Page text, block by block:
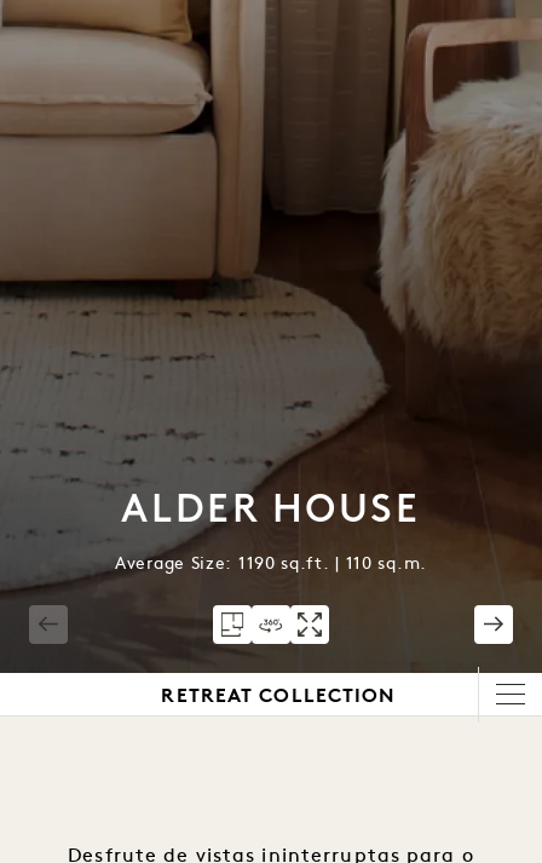
ALDER HOUSE
Average Size: 1190 sq.ft. | 110 sq.m.
RETREAT COLLECTION
Desfrute de vistas ininterruptas para o